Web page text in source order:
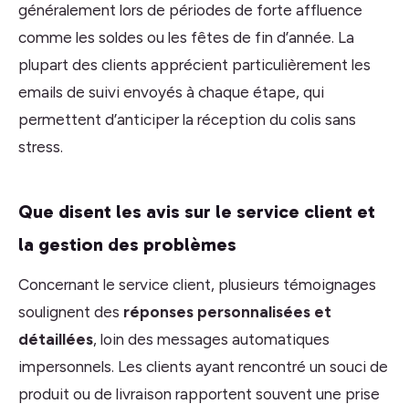
généralement lors de périodes de forte affluence
comme les soldes ou les fêtes de fin d’année. La
plupart des clients apprécient particulièrement les
emails de suivi envoyés à chaque étape, qui
permettent d’anticiper la réception du colis sans
stress.
Que disent les avis sur le service client et
la gestion des problèmes
Concernant le service client, plusieurs témoignages
soulignent des réponses personnalisées et
détaillées, loin des messages automatiques
impersonnels. Les clients ayant rencontré un souci de
produit ou de livraison rapportent souvent une prise